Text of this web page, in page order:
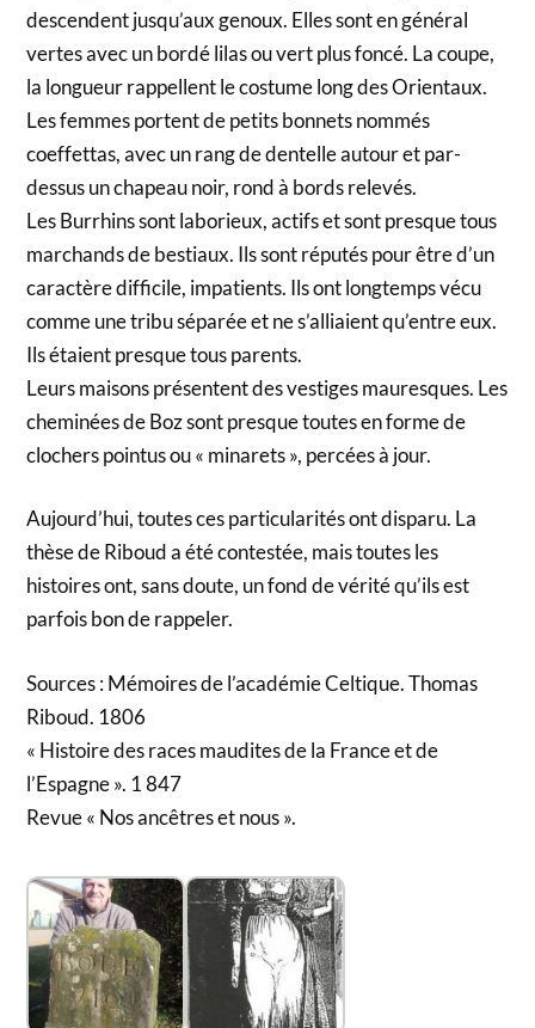
descendent jusqu’aux genoux. Elles sont en général
vertes avec un bordé lilas ou vert plus foncé. La coupe,
la longueur rappellent le costume long des Orientaux.
Les femmes portent de petits bonnets nommés
coeffettas, avec un rang de dentelle autour et par-
dessus un chapeau noir, rond à bords relevés.
Les Burrhins sont laborieux, actifs et sont presque tous
marchands de bestiaux. Ils sont réputés pour être d’un
caractère difficile, impatients. Ils ont longtemps vécu
comme une tribu séparée et ne s’alliaient qu’entre eux.
Ils étaient presque tous parents.
Leurs maisons présentent des vestiges mauresques. Les
cheminées de Boz sont presque toutes en forme de
clochers pointus ou « minarets », percées à jour.
Aujourd’hui, toutes ces particularités ont disparu. La
thèse de Riboud a été contestée, mais toutes les
histoires ont, sans doute, un fond de vérité qu’ils est
parfois bon de rappeler.
Sources : Mémoires de l’académie Celtique. Thomas
Riboud. 1806
« Histoire des races maudites de la France et de
l’Espagne ». 1 847
Revue « Nos ancêtres et nous ».